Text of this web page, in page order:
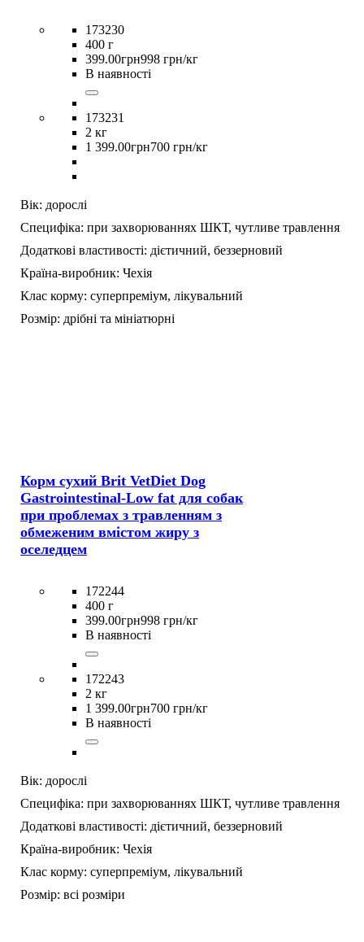
173230
400 г
399.00грн998 грн/кг
В наявності
173231
2 кг
1 399.00грн700 грн/кг
Вік: дорослі
Специфіка: при захворюваннях ШКТ, чутливе травлення
Додаткові властивості: дієтичний, беззерновий
Країна-виробник: Чехія
Клас корму: суперпреміум, лікувальний
Розмір: дрібні та мініатюрні
Корм сухий Brit VetDiet Dog
Gastrointestinal-Low fat для собак
при проблемах з травленням з
обмеженим вмістом жиру з
оселедцем
172244
400 г
399.00грн998 грн/кг
В наявності
172243
2 кг
1 399.00грн700 грн/кг
В наявності
Вік: дорослі
Специфіка: при захворюваннях ШКТ, чутливе травлення
Додаткові властивості: дієтичний, беззерновий
Країна-виробник: Чехія
Клас корму: суперпреміум, лікувальний
Розмір: всі розміри